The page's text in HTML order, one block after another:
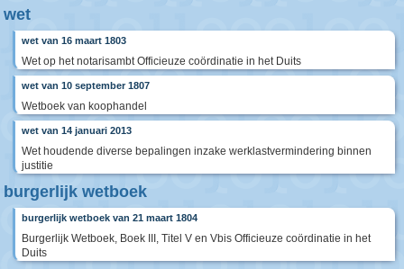
wet
wet van 16 maart 1803
Wet op het notarisambt Officieuze coördinatie in het Duits
wet van 10 september 1807
Wetboek van koophandel
wet van 14 januari 2013
Wet houdende diverse bepalingen inzake werklastvermindering binnen
justitie
burgerlijk wetboek
burgerlijk wetboek van 21 maart 1804
Burgerlijk Wetboek, Boek III, Titel V en Vbis Officieuze coördinatie in het
Duits